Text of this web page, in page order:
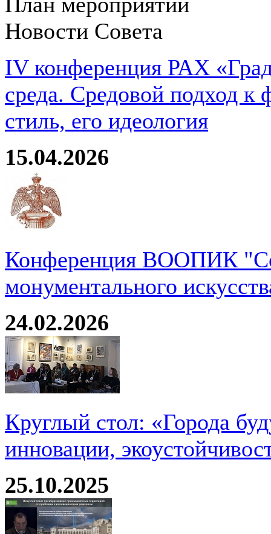
Новости Совета
IV конференция РАХ
среда. Средовой подход
стиль, его идеология
15.04.2026
Конференция ВООПИК
монументального
24.02.2026
Круглый стол: «Города
инновации,
25.10.2025